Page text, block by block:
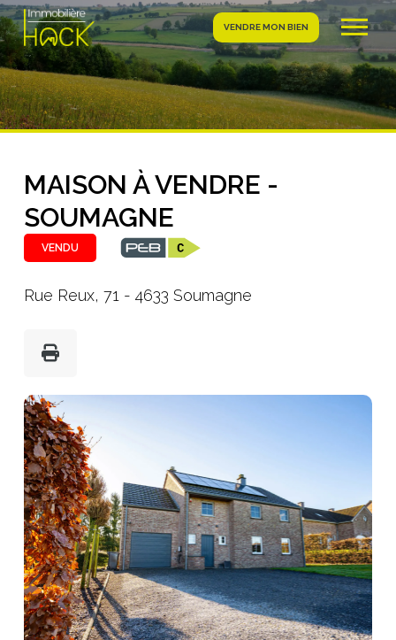
VENDRE MON BIEN
MAISON À VENDRE -
SOUMAGNE
VENDU
Rue Reux, 71 - 4633 Soumagne
Photo
de
l'album